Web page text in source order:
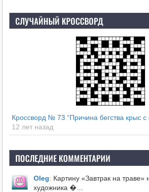
СЛУЧАЙНЫЙ КРОССВОРД
Кроссворд № 73 “Причина бегства крыс с
12 лет назад
ПОСЛЕДНИЕ КОММЕНТАРИИ
Оleg: Картину «Завтрак на траве»
художника �…